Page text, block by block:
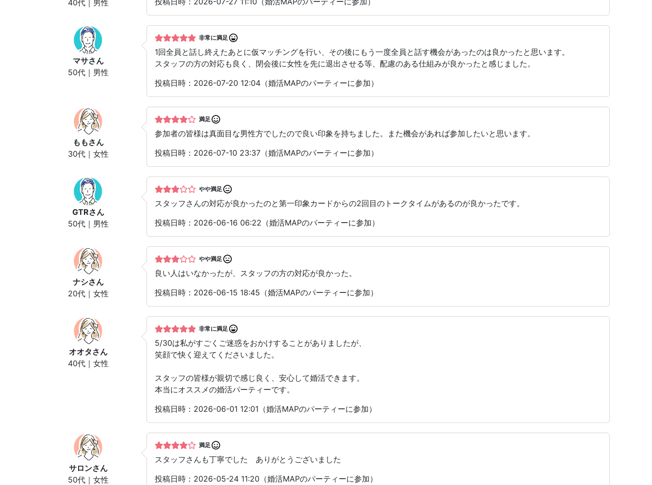
40代｜男性
マサさん
50代｜男性
非常に満足
1回全員と話し終えたあとに仮マッチングを行い、その後にもう一度全員と話す機会があったのは良かったと思います。
スタッフの方の対応も良く、閉会後に女性を先に退出させる等、配慮のある仕組みが良かったと感じました。
投稿日時：2026-07-20 12:04（婚活MAPのパーティーに参加）
もも さん
30代｜女性
満足
参加者の皆様は真面目な男性方でしたので良い印象を持ちました。また機会があれば参加したいと思います。
投稿日時：2026-07-10 23:37（婚活MAPのパーティーに参加）
GTRさん
50代｜男性
やや満足
スタッフさんの対応が良かったのと第一印象カードからの2回目のトークタイムがあるのが良かったです。
投稿日時：2026-06-16 06:22（婚活MAPのパーティーに参加）
ナシさん
20代｜女性
やや満足
良い人はいなかったが、スタッフの方の対応が良かった。
投稿日時：2026-06-15 18:45（婚活MAPのパーティーに参加）
オオタ さん
40代｜女性
非常に満足
5/30は私がすごくご迷惑をおかけすることがありましたが、
笑顔で快く迎えてくださいました。
スタッフの皆様が親切で感じ良く、安心して婚活できます。
本当にオススメの婚活パーティーです。
投稿日時：2026-06-01 12:01（婚活MAPのパーティーに参加）
サロンさん
50代｜女性
満足
スタッフさんも丁寧でした ありがとうございました
投稿日時：2026-05-24 11:20（婚活MAPのパーティーに参加）